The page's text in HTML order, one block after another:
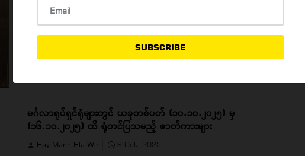
SUBSCRIBE
ကျွန်းတောလမ်းပွဲဈေး ပြန်စနေပြီနော် …
မင်္ဂလာရုပ်ရှင်ရုံများတွင် ယခုတစ်ပတ် (၁၀.၁၀.၂၀၂၅) မှ
(၁၆.၁၀.၂၀၂၅) ထိ ရုံတင်ပြသမည့် ဇာတ်ကားများ
Hay Mann Hla Win 9 Oct, 2025